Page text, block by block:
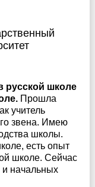
русской школе
Прошла
учитель
звена. Имею
школы.
есть опыт
школе. Сейчас
начальных